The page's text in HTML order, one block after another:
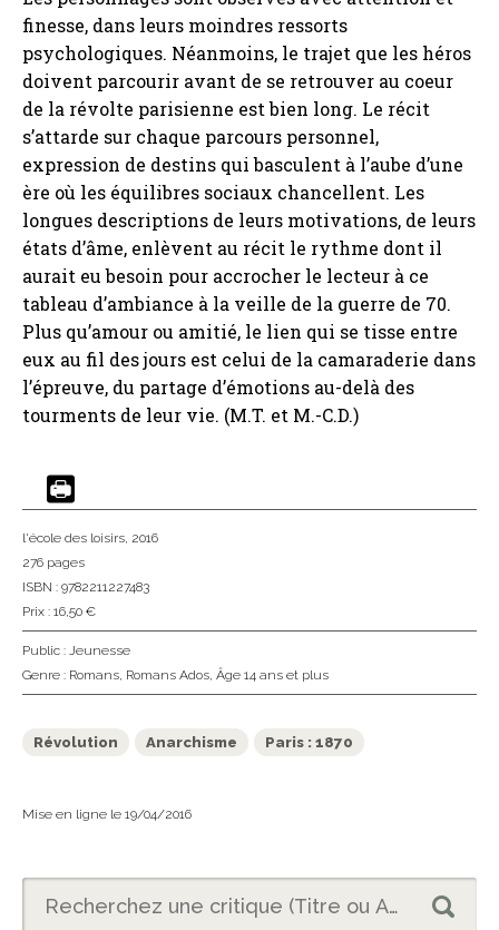
finesse, dans leurs moindres ressorts
psychologiques. Néanmoins, le trajet que les héros
doivent parcourir avant de se retrouver au coeur
de la révolte parisienne est bien long. Le récit
s’attarde sur chaque parcours personnel,
expression de destins qui basculent à l’aube d’une
ère où les équilibres sociaux chancellent. Les
longues descriptions de leurs motivations, de leurs
états d’âme, enlèvent au récit le rythme dont il
aurait eu besoin pour accrocher le lecteur à ce
tableau d’ambiance à la veille de la guerre de 70.
Plus qu’amour ou amitié, le lien qui se tisse entre
eux au fil des jours est celui de la camaraderie dans
l’épreuve, du partage d’émotions au-delà des
tourments de leur vie. (M.T. et M.-C.D.)
l'école des loisirs, 2016
276 pages
ISBN : 9782211227483
Prix : 16,50 €
Public : Jeunesse
Genre : Romans, Romans Ados, Âge 14 ans et plus
Révolution Anarchisme Paris : 1870
Mise en ligne le 19/04/2016